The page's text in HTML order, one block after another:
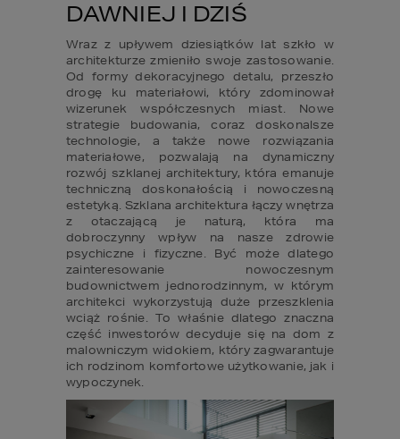
DAWNIEJ I DZIŚ
Wraz z upływem dziesiątków lat szkło w
architekturze zmieniło swoje zastosowanie.
Od formy dekoracyjnego detalu, przeszło
drogę ku materiałowi, który zdominował
wizerunek współczesnych miast. Nowe
strategie budowania, coraz doskonalsze
technologie, a także nowe rozwiązania
materiałowe, pozwalają na dynamiczny
rozwój szklanej architektury, która emanuje
techniczną doskonałością i nowoczesną
estetyką. Szklana architektura łączy wnętrza
z otaczającą je naturą, która ma
dobroczynny wpływ na nasze zdrowie
psychiczne i fizyczne. Być może dlatego
zainteresowanie nowoczesnym
budownictwem jednorodzinnym, w którym
architekci wykorzystują duże przeszklenia
wciąż rośnie. To właśnie dlatego znaczna
część inwestorów decyduje się na dom z
malowniczym widokiem, który zagwarantuje
ich rodzinom komfortowe użytkowanie, jak i
wypoczynek.